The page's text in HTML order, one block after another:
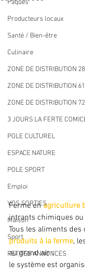
Pâques
Producteurs locaux
Santé / Bien-être
Culinaire
ZONE DE DISTRIBUTION 28
ZONE DE DISTRIBUTION 61
ZONE DE DISTRIBUTION 72
3 JOURS LA FERTE
POLE CULTUREL
ESPACE NATURE
POLE SPORT
Emploi
VOS SORTIES
Maison
Sport
PETITES ANNONCES
Ferme en agriculture
intrants chimiques
Tous les aliments des
produits à la ferme,
au grand air :
le système est